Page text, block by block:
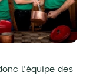
l’équipe des